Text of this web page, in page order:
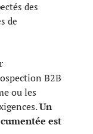
des
de
B2B
ou les
Un
est